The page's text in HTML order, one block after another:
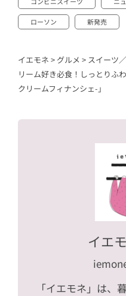
ローソン 新発売
イエモネ > グルメ > スイーツ
リーム好き必食！しっとりふ
クリームフィナンシェ-」
イエ
「イエモネ」は、